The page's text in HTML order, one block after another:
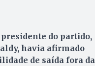
presidente do partido,
havia afirmado
de saída fora da